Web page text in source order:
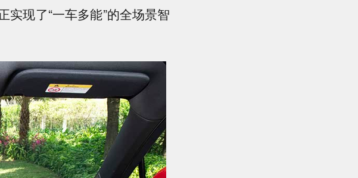
现了“一车多能”的全场景智